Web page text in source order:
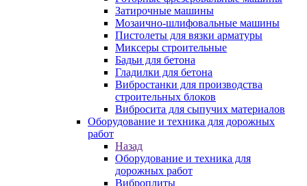
Затирочные машины
Мозаично-шлифовальные машины
Пистолеты для вязки арматуры
Миксеры строительные
Бадьи для бетона
Гладилки для бетона
Вибростанки для производства
строительных блоков
Вибросита для сыпучих материалов
Оборудование и техника для дорожных
работ
Назад
Оборудование и техника для
дорожных работ
Виброплиты